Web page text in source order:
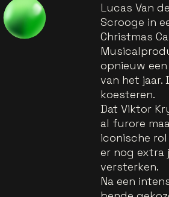
Lucas Van
Scrooge in
Christmas
opnieuw
van het jaar.
koesteren.
Dat Viktor
al furore
iconische
er nog extra
versterken.
Na een